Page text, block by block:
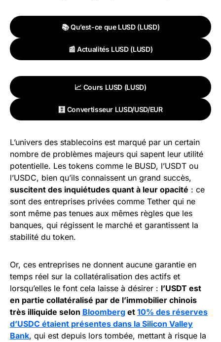
📚 Qu’est-ce que LUSD (LUSD)
📰 Actualités LUSD (LUSD)
📈 Cours LUSD (LUSD)
🧮 Convertisseur LUSD/USD/EUR
L’univers des stablecoins est marqué par un certain
nombre de problèmes majeurs qui sapent leur utilité
potentielle. Les tokens comme le BUSD, l’USDT ou
l’USDC, bien qu’ils connaissent un grand succès,
suscitent des inquiétudes quant à leur opacité : ce
sont des entreprises privées comme Tether qui ne
sont même pas tenues aux mêmes règles que les
banques, qui régissent le marché et garantissent la
stabilité du token.
Or, ces entreprises ne donnent aucune garantie en
temps réel sur la collatéralisation des actifs et
lorsqu’elles le font cela laisse à désirer : l’USDT est
en partie collatéralisé par de l’immobilier chinois
très illiquide selon Bloomberg et 10% des réserves
d’USDC étaient présentes dans la Silicon Valley
Bank, qui est depuis lors tombée, mettant à risque la